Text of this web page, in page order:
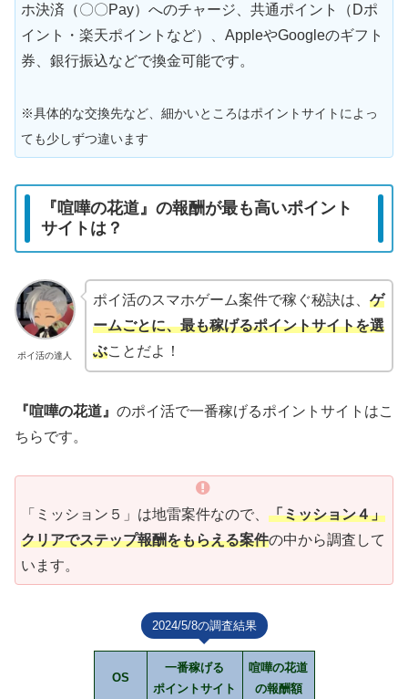
ホ決済（〇〇Pay）へのチャージ、共通ポイント（Dポ
イント・楽天ポイントなど）、AppleやGoogleのギフト
券、銀行振込などで換金可能です。
※具体的な交換先など、細かいところはポイントサイトによっ
ても少しずつ違います
『喧嘩の花道』の報酬が最も高いポイント
サイトは？
ポイ活の達人
ポイ活のスマホゲーム案件で稼ぐ秘訣は、 ゲ
ームごとに、最も稼げるポイントサイトを選
ぶことだよ！
『喧嘩の花道』 のポイ活で一番稼げるポイントサイトはこ
ちらです。
「ミッション５」は地雷案件なので、 「ミッション４」
クリアでステップ報酬をもらえる案件の中から調査して
います。
2024/5/8の調査結果
OS
一番稼げる
ポイントサイト
喧嘩の花道
の報酬額